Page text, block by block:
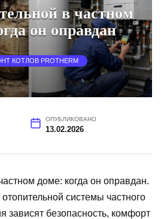
в частном
он оправдан
КОТЛОВ PROTHERM
ОПУБЛИКОВАНО
13.02.2026
доме: когда он оправдан.
системы частного
зависят безопасность, комфорт